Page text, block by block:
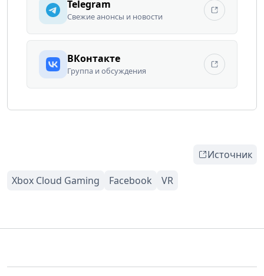
Telegram
Свежие анонсы и новости
ВКонтакте
Группа и обсуждения
Источник